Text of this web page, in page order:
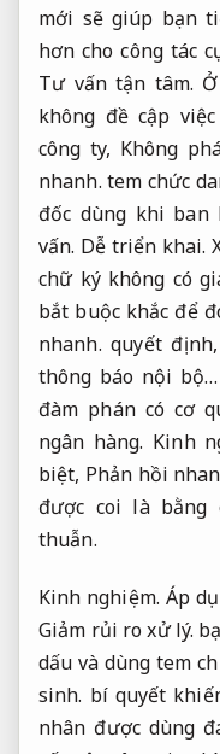
mới sẽ giúp bạn
hơn cho công tác
Tư vấn tận tâm.
không đề cập
công ty, Không
nhanh. tem chức
đốc dùng khi ban
vấn. Dễ triển khai.
chữ ký không có
bắt buộc khắc để
nhanh. quyết định,
thông báo nội
đàm phán có cơ
ngân hàng. Kinh
biệt, Phản hồi
được coi là bằng
thuẫn.
Kinh nghiệm. Áp
Giảm rủi ro xử lý.
dấu và dùng tem
sinh. bí quyết
nhân được dùng